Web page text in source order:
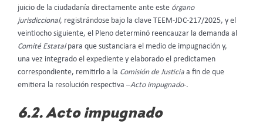
juicio de la ciudadanía directamente ante este órgano
jurisdiccional, registrándose bajo la clave TEEM-JDC-217/2025, y el
veintiocho siguiente, el Pleno determinó reencauzar la demanda al
Comité Estatalpara que sustanciara el medio de impugnación y,
una vez integrado el expediente y elaborado el predictamen
correspondiente, remitirlo a la Comisión de Justicia a fin de que
emitiera la resolución respectiva –Acto impugnado-.
6.2. Acto impugnado